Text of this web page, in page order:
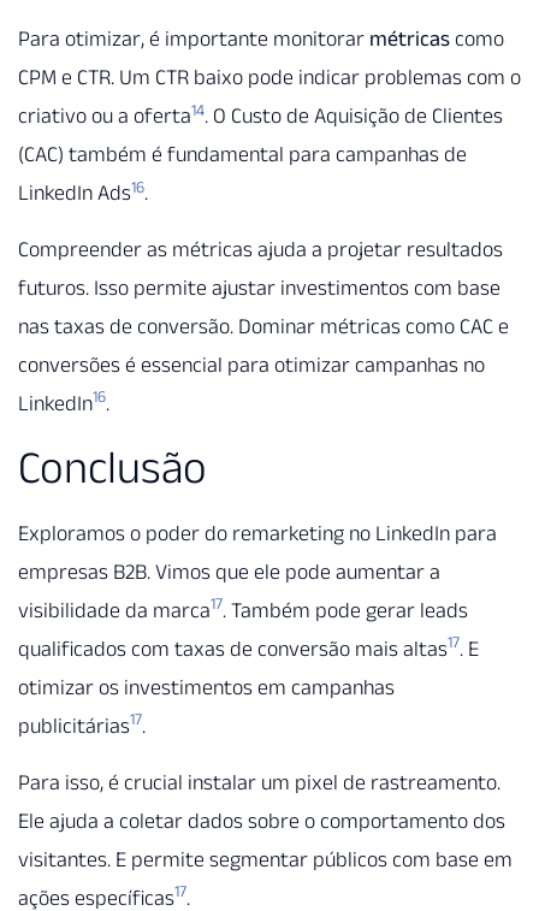
Para otimizar, é importante monitorar métricas como
CPM e CTR. Um CTR baixo pode indicar problemas com o
criativo ou a oferta14. O Custo de Aquisição de Clientes
(CAC) também é fundamental para campanhas de
LinkedIn Ads16.
Compreender as métricas ajuda a projetar resultados
futuros. Isso permite ajustar investimentos com base
nas taxas de conversão. Dominar métricas como CAC e
conversões é essencial para otimizar campanhas no
LinkedIn16.
Conclusão
Exploramos o poder do remarketing no LinkedIn para
empresas B2B. Vimos que ele pode aumentar a
visibilidade da marca17. Também pode gerar leads
qualificados com taxas de conversão mais altas17. E
otimizar os investimentos em campanhas
publicitárias17.
Para isso, é crucial instalar um pixel de rastreamento.
Ele ajuda a coletar dados sobre o comportamento dos
visitantes. E permite segmentar públicos com base em
ações específicas17.